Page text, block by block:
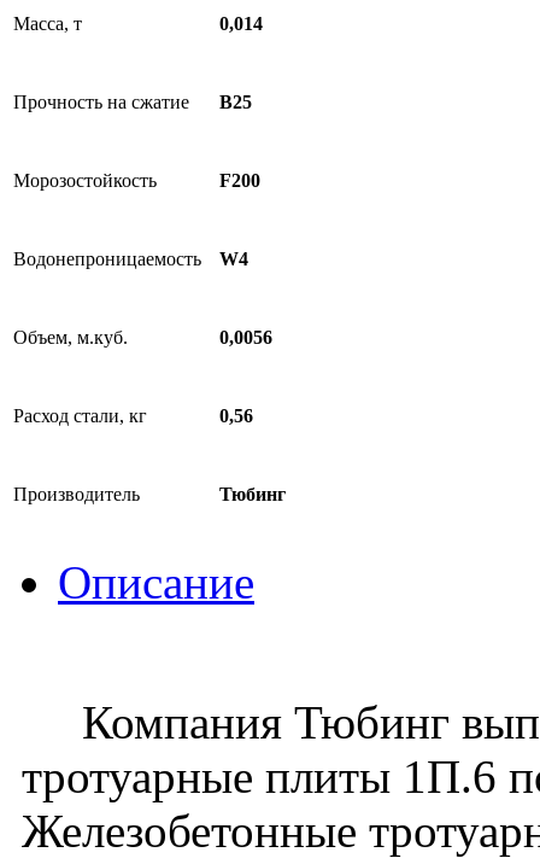
Масса, т 0,014
Прочность на сжатие B25
Морозостойкость F200
Водонепроницаемость W4
Объем, м.куб. 0,0056
Расход стали, кг 0,56
Производитель Тюбинг
Описание
Компания Тюбинг
тротуарные плиты 1П.6
Железобетонные